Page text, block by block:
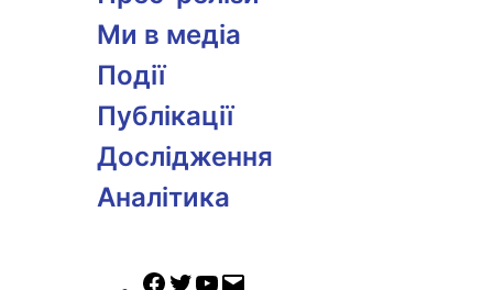
Ми в медіа
Події
Публікації
Дослідження
Аналітика